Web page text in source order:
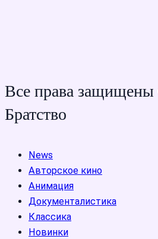
Все права
Братство
News
Авторское кино
Анимация
Документалистика
Классика
Новинки